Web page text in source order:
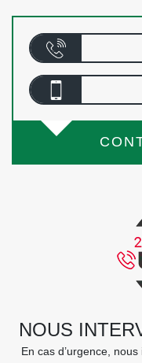
NOUS
En cas d’urgence,